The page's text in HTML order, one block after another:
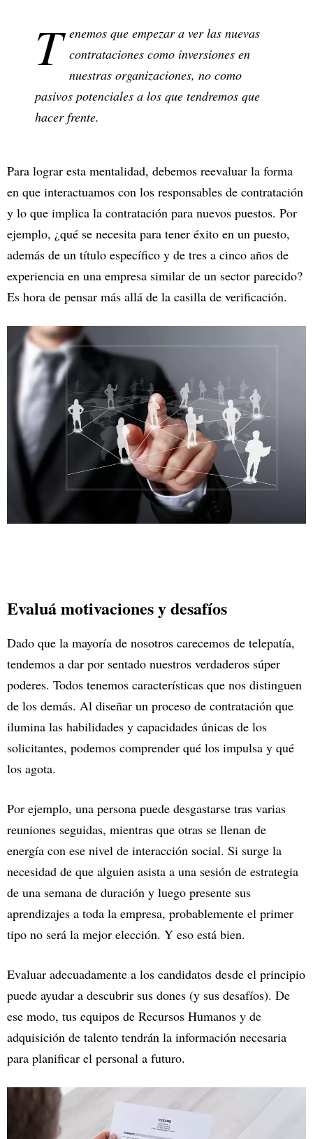
T enemos que empezar a ver las nuevas
contrataciones como inversiones en
nuestras organizaciones, no como
pasivos potenciales a los que tendremos que
hacer frente.
Para lograr esta mentalidad, debemos reevaluar la forma
en que interactuamos con los responsables de contratación
y lo que implica la contratación para nuevos puestos. Por
ejemplo, ¿qué se necesita para tener éxito en un puesto,
además de un título específico y de tres a cinco años de
experiencia en una empresa similar de un sector parecido?
Es hora de pensar más allá de la casilla de verificación.
Evaluá motivaciones y desafíos
Dado que la mayoría de nosotros carecemos de telepatía,
tendemos a dar por sentado nuestros verdaderos súper
poderes. Todos tenemos características que nos distinguen
de los demás. Al diseñar un proceso de contratación que
ilumina las habilidades y capacidades únicas de los
solicitantes, podemos comprender qué los impulsa y qué
los agota.
Por ejemplo, una persona puede desgastarse tras varias
reuniones seguidas, mientras que otras se llenan de
energía con ese nivel de interacción social. Si surge la
necesidad de que alguien asista a una sesión de estrategia
de una semana de duración y luego presente sus
aprendizajes a toda la empresa, probablemente el primer
tipo no será la mejor elección. Y eso está bien.
Evaluar adecuadamente a los candidatos desde el principio
puede ayudar a descubrir sus dones (y sus desafíos). De
ese modo, tus equipos de Recursos Humanos y de
adquisición de talento tendrán la información necesaria
para planificar el personal a futuro.